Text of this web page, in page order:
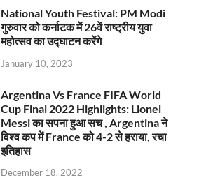
National Youth Festival: PM Modi
गुरुवार को कर्नाटक में 26वें राष्ट्रीय युवा
महोत्सव का उद्घाटन करेंगे
January 10, 2023
Argentina Vs France FIFA World
Cup Final 2022 Highlights: Lionel
Messi का सपना हुआ सच , Argentina ने
विश्व कप में France को 4-2 से हराया, रचा
इतिहास
December 18, 2022